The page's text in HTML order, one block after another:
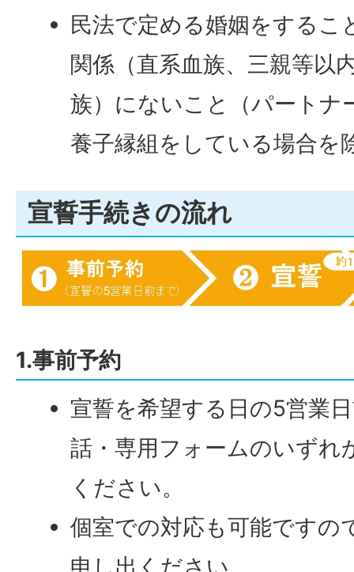
民法で定める婚姻をするこ
関係（直系血族、三親等以
族）にないこと（パートナ
養子縁組をしている場合を
宣誓手続きの流れ
1.事前予約
宣誓を希望する日の5営業
話・専用フォームのいずれ
ください。
個室での対応も可能ですの
申し出ください。